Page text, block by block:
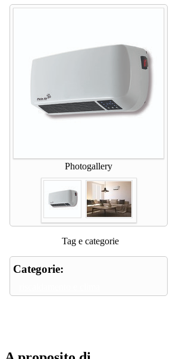
Photogallery
Tag e categorie
Categorie: